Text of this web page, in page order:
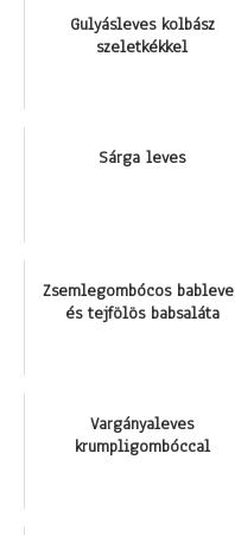
Gulyásleves kolbász
szeletkékkel
Sárga leves
Zsemlegombócos
és tejfölös babsaláta
Vargányaleves
krumpligombóccal